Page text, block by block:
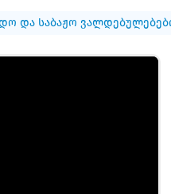
და საბაჟო